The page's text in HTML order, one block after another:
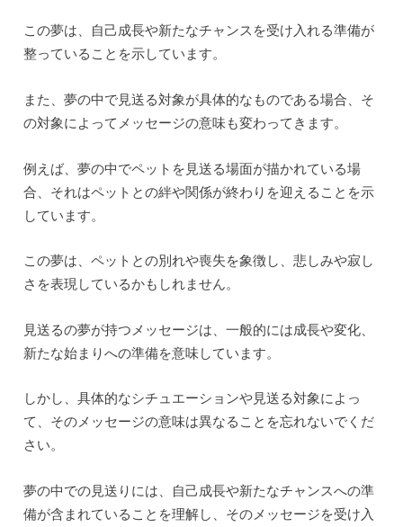
この夢は、自己成長や新たなチャンスを受け入れる準備が
整っていることを示しています。
また、夢の中で見送る対象が具体的なものである場合、そ
の対象によってメッセージの意味も変わってきます。
例えば、夢の中でペットを見送る場面が描かれている場
合、それはペットとの絆や関係が終わりを迎えることを示
しています。
この夢は、ペットとの別れや喪失を象徴し、悲しみや寂し
さを表現しているかもしれません。
見送るの夢が持つメッセージは、一般的には成長や変化、
新たな始まりへの準備を意味しています。
しかし、具体的なシチュエーションや見送る対象によっ
て、そのメッセージの意味は異なることを忘れないでくだ
さい。
夢の中での見送りには、自己成長や新たなチャンスへの準
備が含まれていることを理解し、そのメッセージを受け入